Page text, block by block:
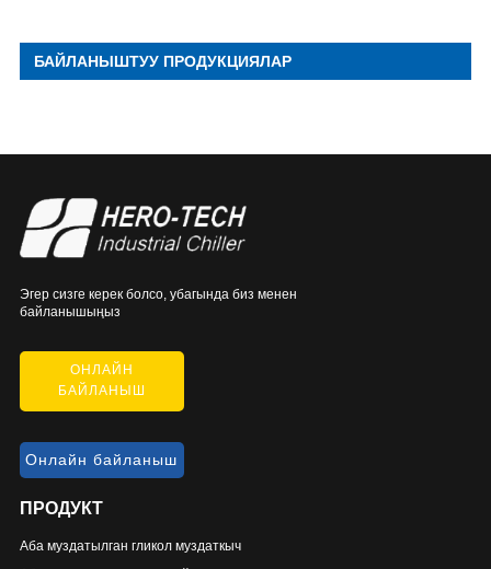
БАЙЛАНЫШТУУ ПРОДУКЦИЯЛАР
Эгер сизге керек болсо, убагында биз менен
байланышыңыз
ОНЛАЙН
БАЙЛАНЫШ
Онлайн байланыш
ПРОДУКТ
Аба муздатылган гликол муздаткыч